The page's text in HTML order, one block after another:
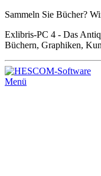
Sammeln Sie Bücher?
Exlibris-PC 4 - Das
Büchern, Graphiken,
Menü